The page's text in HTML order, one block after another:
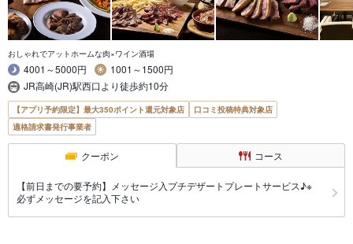
おしゃれでアットホームな肉×ワイン酒場
4001～5000円
1001～1500円
JR高崎(JR)駅西口より徒歩約10分
【アプリ予約限定】最大350ポイント還元対象店
口コミ投稿特典対象店
適格請求書発行事業者
クーポン コース
【前日までの要予約】メッセージ入プチデザートプレートサービス♪※
必ずメッセージを記入下さい